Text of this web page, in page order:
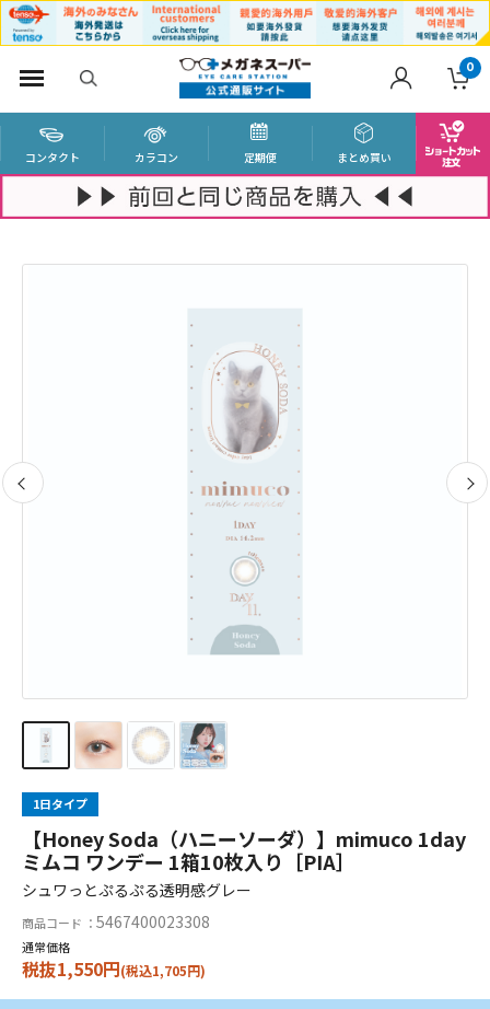
0
コンタクト カラコン 定期便 まとめ買い
1日タイプ
【Honey Soda（ハニーソーダ）】mimuco 1day
ミムコ ワンデー 1箱10枚入り［PIA］
シュワっとぷるぷる透明感グレー
商品コード ： 5467400023308
通常価格
税抜1,550円(税込1,705円)